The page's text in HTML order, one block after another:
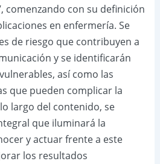
comenzando con su definición
en enfermería. Se
de riesgo que contribuyen a
y se identificarán
así como las
que pueden complicar la
largo del contenido, se
que iluminará la
y actuar frente a este
los resultados